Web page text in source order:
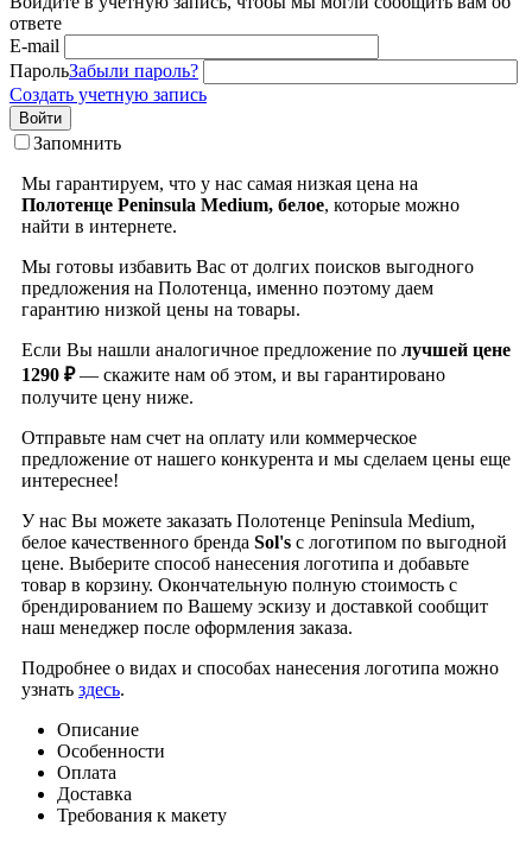
ответе
E-mail
ПарольЗабыли пароль?
Создать учетную запись
Войти
Запомнить
Мы гарантируем, что у нас самая низкая цена на
Полотенце Peninsula Medium, белое, которые можно
найти в интернете.
Мы готовы избавить Вас от долгих поисков выгодного
предложения на Полотенца, именно поэтому даем
гарантию низкой цены на товары.
Если Вы нашли аналогичное предложение по лучшей цене
1290 ₽— скажите нам об этом, и вы гарантировано
получите цену ниже.
Отправьте нам счет на оплату или коммерческое
предложение от нашего конкурента и мы сделаем цены еще
интереснее!
У нас Вы можете заказать Полотенце Peninsula Medium,
белое качественного бренда Sol's с логотипом по выгодной
цене. Выберите способ нанесения логотипа и добавьте
товар в корзину. Окончательную полную стоимость с
брендированием по Вашему эскизу и доставкой сообщит
наш менеджер после оформления заказа.
Подробнее о видах и способах нанесения логотипа можно
узнать здесь.
Описание
Особенности
Оплата
Доставка
Требования к макету